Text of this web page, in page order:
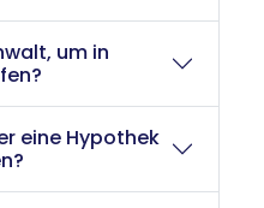
um in
eine Hypothek